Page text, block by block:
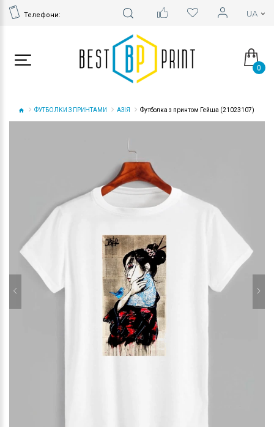
Телефони:
0
ФУТБОЛКИ З ПРИНТАМИ АЗІЯ Футболка з принтом Гейша (21023107)